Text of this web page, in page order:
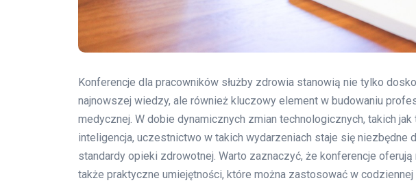
Konferencje dla pracowników służby zdrowia stanowią nie tylko
najnowszej wiedzy, ale również kluczowy element w budowaniu
medycznej. W dobie dynamicznych zmian technologicznych, takich
inteligencja, uczestnictwo w takich wydarzeniach staje się niezbędne
standardy opieki zdrowotnej. Warto zaznaczyć, że konferencje
także praktyczne umiejętności, które można zastosować w